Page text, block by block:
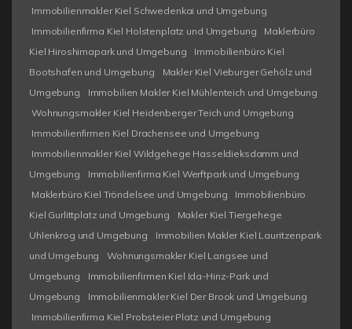
Immobilienmakler Kiel Schwedenkai und Umgebung
Immobilienfirma Kiel Holstenplatz und Umgebung
Maklerbüro
Kiel Hiroshimapark und Umgebung
Immobilienbüro Kiel
Bootshafen und Umgebung
Makler Kiel Vieburger Gehölz und
Umgebung
Immobilien Makler Kiel Mühlenteich und Umgebung
Wohnungsmakler Kiel Heidenberger Teich und Umgebung
Immobilienfirmen Kiel Drachensee und Umgebung
Immobilienmakler Kiel Wildgehege Hasseldieksdamm und
Umgebung
Immobilienfirma Kiel Werftpark und Umgebung
Maklerbüro Kiel Tröndelsee und Umgebung
Immobilienbüro
Kiel Gurlittplatz und Umgebung
Makler Kiel Tiergehege
Uhlenkrog und Umgebung
Immobilien Makler Kiel Lauritzenpark
und Umgebung
Wohnungsmakler Kiel Langsee und
Umgebung
Immobilienfirmen Kiel Ida-Hinz-Park und
Umgebung
Immobilienmakler Kiel Der Brook und Umgebung
Immobilienfirma Kiel Probsteier Platz und Umgebung